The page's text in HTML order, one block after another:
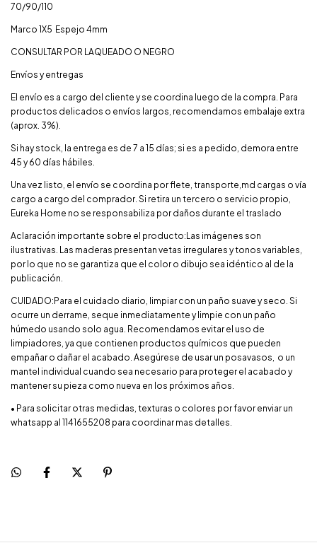
70/90/110
Marco 1X5 Espejo 4mm
CONSULTAR POR LAQUEADO O NEGRO
Envíos y entregas
El envío es a cargo del cliente y se coordina luego de la compra. Para
productos delicados o envíos largos, recomendamos embalaje extra
(aprox. 3%).
Si hay stock, la entrega es de 7 a 15 días; si es a pedido, demora entre
45 y 60 días hábiles.
Una vez listo, el envío se coordina por flete, transporte,md cargas o vía
cargo a cargo del comprador. Si retira un tercero o servicio propio,
Eureka Home no se responsabiliza por daños durante el traslado
Aclaración importante sobre el producto:Las imágenes son
ilustrativas. Las maderas presentan vetas irregulares y tonos variables,
por lo que no se garantiza que el color o dibujo sea idéntico al de la
publicación.
CUIDADO:Para el cuidado diario, limpiar con un paño suave y seco. Si
ocurre un derrame, seque inmediatamente y limpie con un paño
húmedo usando solo agua. Recomendamos evitar el uso de
limpiadores, ya que contienen productos químicos que pueden
empañar o dañar el acabado. Asegúrese de usar un posavasos, o un
mantel individual cuando sea necesario para proteger el acabado y
mantener su pieza como nueva en los próximos años.
• Para solicitar otras medidas, texturas o colores por favor enviar un
whatsapp al 1141655208 para coordinar mas detalles.